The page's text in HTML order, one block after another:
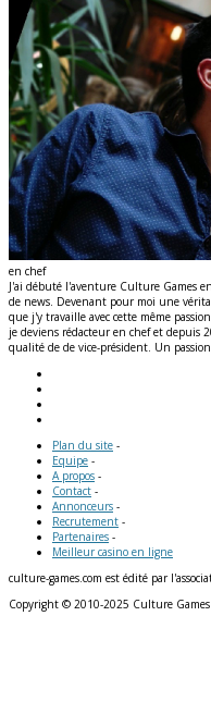
en chef
J'ai débuté l'aventure Culture Games
de news. Devenant pour moi une
que j'y travaille avec cette même
je deviens rédacteur en chef et depuis
qualité de de vice-président. Un
Plan du site -
Equipe -
A propos -
Contact -
Annonceurs -
Recrutement -
Partenaires -
Meilleur casino en ligne
culture-games.com est édité par
Copyright © 2010-2025 Culture Games